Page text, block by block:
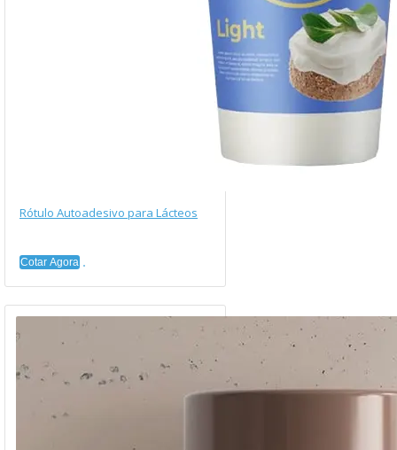
Rótulo Autoadesivo para Lácteos
Cotar Agora